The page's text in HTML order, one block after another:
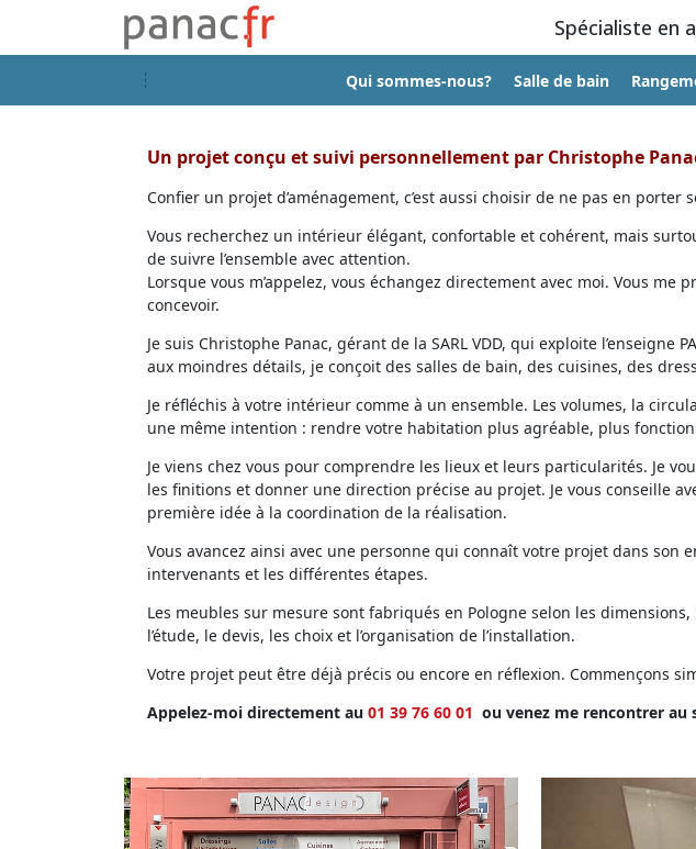
Spécialiste en
Qui sommes-nous? Salle de bain
Un projet conçu et suivi personnellement par Christophe
Confier un projet d’aménagement, c’est aussi choisir de ne pas en porter
Vous recherchez un intérieur élégant, confortable et cohérent, mais
de suivre l’ensemble avec attention.
Lorsque vous m’appelez, vous échangez directement avec moi. Vous
concevoir.
Je suis Christophe Panac, gérant de la SARL VDD, qui exploite
aux moindres détails, je conçoit des salles de bain, des cuisines, des
Je réfléchis à votre intérieur comme à un ensemble. Les volumes, la
une même intention : rendre votre habitation plus agréable, plus
Je viens chez vous pour comprendre les lieux et leurs particularités. Je
les finitions et donner une direction précise au projet. Je vous conseille
première idée à la coordination de la réalisation.
Vous avancez ainsi avec une personne qui connaît votre projet dans son
intervenants et les différentes étapes.
Les meubles sur mesure sont fabriqués en Pologne selon les
l’étude, le devis, les choix et l’organisation de l’installation.
Votre projet peut être déjà précis ou encore en réflexion. Commençons
Appelez-moi directement au 01 39 76 60 01 ou venez me rencontrer au